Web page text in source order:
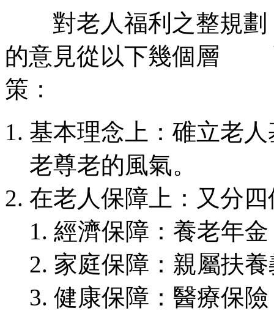
對老人福利之整規劃
的意見從以下幾個層
策：
基本理念上：碓立老
老尊老的風氣。
在老人保障上：又分
經濟保障：養老年金
家庭保障：親屬扶
健康保障：醫療保險